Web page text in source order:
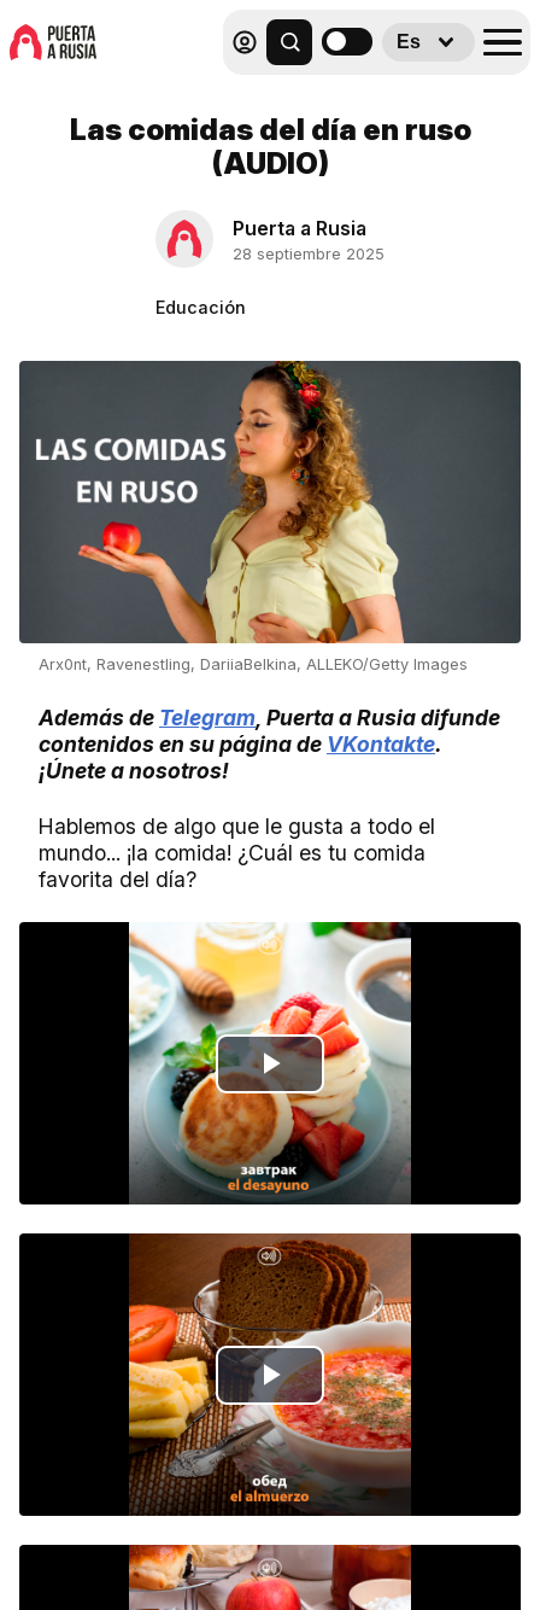
Es
Las comidas del día en ruso
(AUDIO)
Puerta a Rusia
28 septiembre 2025
Educación
Arx0nt, Ravenestling, DariiaBelkina, ALLEKO/Getty Images
Además de Telegram, Puerta a Rusia difunde
contenidos en su página de VKontakte.
¡Únete a nosotros!
Hablemos de algo que le gusta a todo el
mundo... ¡la comida! ¿Cuál es tu comida
favorita del día?
Play
Video
Play
Video